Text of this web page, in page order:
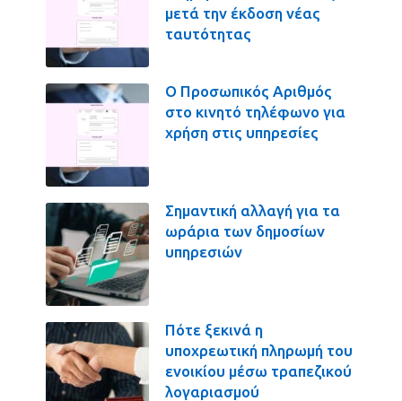
μετά την έκδοση νέας
ταυτότητας
Ο Προσωπικός Αριθμός
στο κινητό τηλέφωνο για
χρήση στις υπηρεσίες
Σημαντική αλλαγή για τα
ωράρια των δημοσίων
υπηρεσιών
Πότε ξεκινά η
υποχρεωτική πληρωμή του
ενοικίου μέσω τραπεζικού
λογαριασμού